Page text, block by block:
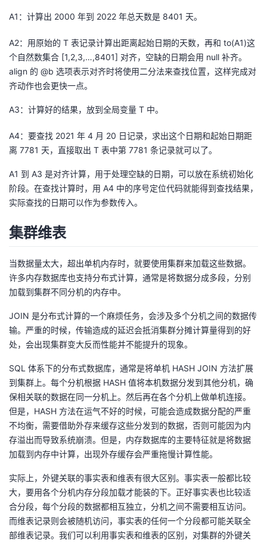
A1：计算出 2000 年到 2022 年总天数是 8401 天。
A2：用原始的 T 表记录计算出距离起始日期的天数，再和 to(A1)这
个自然数集合 [1,2,3,…,8401] 对齐，空缺的日期会用 null 补齐。
align 的 @b 选项表示对齐时将使用二分法来查找位置，这样完成对
齐动作也会更快一点。
A3：计算好的结果，放到全局变量 T 中。
A4：要查找 2021 年 4 月 20 日记录，求出这个日期和起始日期距
离 7781 天，直接取出 T 表中第 7781 条记录就可以了。
A1 到 A3 是对齐计算，用于处理空缺的日期，可以放在系统初始化
阶段。在查找计算时，用 A4 中的序号定位代码就能得到查找结果，
实际查找的日期可以作为参数传入。
集群维表
当数据量太大，超出单机内存时，就要使用集群来加载这些数据。
许多内存数据库也支持分布式计算，通常是将数据分成多段，分别
加载到集群不同分机的内存中。
JOIN 是分布式计算的一个麻烦任务，会涉及多个分机之间的数据传
输。严重的时候，传输造成的延迟会抵消集群分摊计算量得到的好
处，会出现集群变大反而性能并不能提升的现象。
SQL 体系下的分布式数据库，通常是将单机 HASH JOIN 方法扩展
到集群上。每个分机根据 HASH 值将本机数据分发到其他分机，确
保相关联的数据在同一分机上。然后再在各个分机上做单机连接。
但是，HASH 方法在运气不好的时候，可能会造成数据分配的严重
不均衡，需要借助外存来缓存这些分发到的数据，否则可能因为内
存溢出而导致系统崩溃。但是，内存数据库的主要特征就是将数据
加载到内存中计算，出现外存缓存会严重拖慢计算性能。
实际上，外键关联的事实表和维表有很大区别。事实表一般都比较
大，要用各个分机内存分段加载才能装的下。正好事实表也比较适
合分段，每个分段的数据都相互独立，分机之间不需要相互访问。
而维表记录则会被随机访问，事实表的任何一个分段都可能关联全
部维表记录。我们可以利用事实表和维表的区别，对集群的外键关